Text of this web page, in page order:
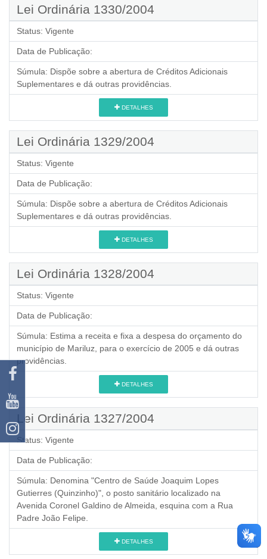
Lei Ordinária 1330/2004
Status: Vigente
Data de Publicação:
Súmula: Dispõe sobre a abertura de Créditos Adicionais
Suplementares e dá outras providências.
DETALHES
Lei Ordinária 1329/2004
Status: Vigente
Data de Publicação:
Súmula: Dispõe sobre a abertura de Créditos Adicionais
Suplementares e dá outras providências.
DETALHES
Lei Ordinária 1328/2004
Status: Vigente
Data de Publicação:
Súmula: Estima a receita e fixa a despesa do orçamento do
município de Mariluz, para o exercício de 2005 e dá outras
providências.
DETALHES
Lei Ordinária 1327/2004
Status: Vigente
Data de Publicação:
Súmula: Denomina "Centro de Saúde Joaquim Lopes
Gutierres (Quinzinho)", o posto sanitário localizado na
Avenida Coronel Galdino de Almeida, esquina com a Rua
Padre João Felipe.
DETALHES